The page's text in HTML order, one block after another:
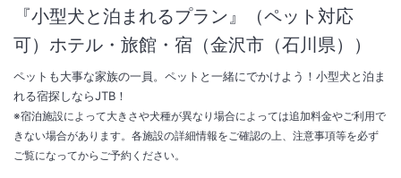
『小型犬と泊まれるプラン』（ペット対応
可）ホテル・旅館・宿（金沢市（石川県））
ペットも大事な家族の一員。ペットと一緒にでかけよう！小型犬と泊ま
れる宿探しならJTB！
※宿泊施設によって大きさや犬種が異なり場合によっては追加料金やご利用で
きない場合があります。各施設の詳細情報をご確認の上、注意事項等を必ず
ご覧になってからご予約ください。